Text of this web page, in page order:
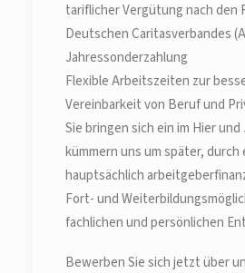
tariflicher Vergütung nach den
Deutschen Caritasverbandes
Jahressonderzahlung
Flexible Arbeitszeiten zur
Vereinbarkeit von Beruf und
Sie bringen sich ein im Hier
kümmern uns um später, durch
hauptsächlich
Fort- und
fachlichen und persönlichen
Bewerben Sie sich jetzt über